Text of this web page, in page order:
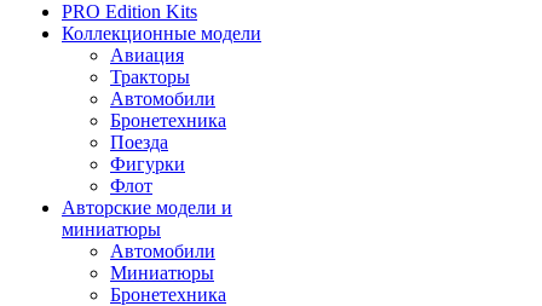
PRO Edition Kits
Коллекционные модели
Авиация
Тракторы
Автомобили
Бронетехника
Поезда
Фигурки
Флот
Авторские модели и
миниатюры
Автомобили
Миниатюры
Бронетехника